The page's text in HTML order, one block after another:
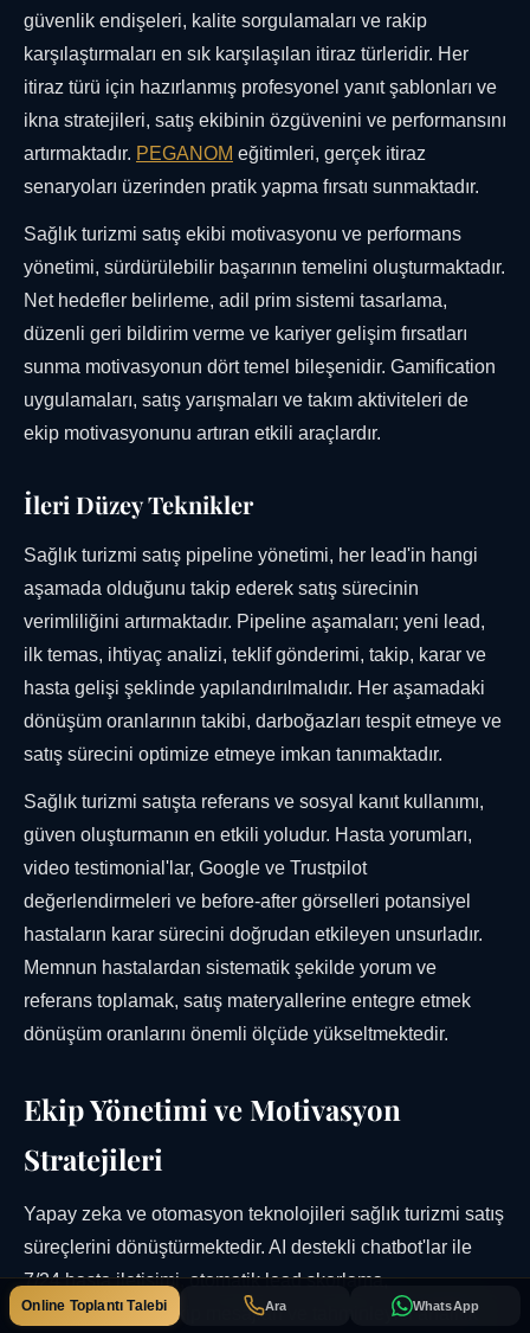
güvenlik endişeleri, kalite sorgulamaları ve rakip
karşılaştırmaları en sık karşılaşılan itiraz türleridir. Her
itiraz türü için hazırlanmış profesyonel yanıt şablonları ve
ikna stratejileri, satış ekibinin özgüvenini ve performansını
artırmaktadır. PEGANOM eğitimleri, gerçek itiraz
senaryoları üzerinden pratik yapma fırsatı sunmaktadır.
Sağlık turizmi satış ekibi motivasyonu ve performans
yönetimi, sürdürülebilir başarının temelini oluşturmaktadır.
Net hedefler belirleme, adil prim sistemi tasarlama,
düzenli geri bildirim verme ve kariyer gelişim fırsatları
sunma motivasyonun dört temel bileşenidir. Gamification
uygulamaları, satış yarışmaları ve takım aktiviteleri de
ekip motivasyonunu artıran etkili araçlardır.
İleri Düzey Teknikler
Sağlık turizmi satış pipeline yönetimi, her lead'in hangi
aşamada olduğunu takip ederek satış sürecinin
verimliliğini artırmaktadır. Pipeline aşamaları; yeni lead,
ilk temas, ihtiyaç analizi, teklif gönderimi, takip, karar ve
hasta gelişi şeklinde yapılandırılmalıdır. Her aşamadaki
dönüşüm oranlarının takibi, darboğazları tespit etmeye ve
satış sürecini optimize etmeye imkan tanımaktadır.
Sağlık turizmi satışta referans ve sosyal kanıt kullanımı,
güven oluşturmanın en etkili yoludur. Hasta yorumları,
video testimonial'lar, Google ve Trustpilot
değerlendirmeleri ve before-after görselleri potansiyel
hastaların karar sürecini doğrudan etkileyen unsurladır.
Memnun hastalardan sistematik şekilde yorum ve
referans toplamak, satış materyallerine entegre etmek
dönüşüm oranlarını önemli ölçüde yükseltmektedir.
Ekip Yönetimi ve Motivasyon
Stratejileri
Yapay zeka ve otomasyon teknolojileri sağlık turizmi satış
süreçlerini dönüştürmektedir. AI destekli chatbot'lar ile
7/24 hasta iletişimi, otomatik lead skorlama,
kişiselleştirilmiş takip mesajları ve tahminleyici analitik
Ara WhatsApp
Online Toplantı Talebi